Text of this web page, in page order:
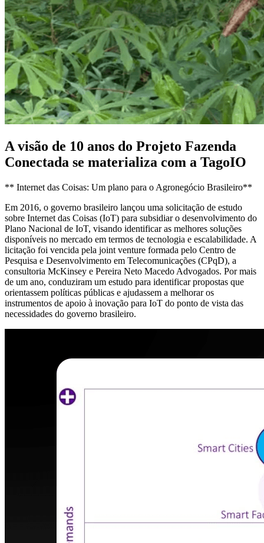
A visão de 10 anos do Projeto Fazenda
Conectada se materializa com a TagoIO
** Internet das Coisas: Um plano para o Agronegócio Brasileiro**
Em 2016, o governo brasileiro lançou uma solicitação de estudo
sobre Internet das Coisas (IoT) para subsidiar o desenvolvimento do
Plano Nacional de IoT, visando identificar as melhores soluções
disponíveis no mercado em termos de tecnologia e escalabilidade. A
licitação foi vencida pela joint venture formada pelo Centro de
Pesquisa e Desenvolvimento em Telecomunicações (CPqD), a
consultoria McKinsey e Pereira Neto Macedo Advogados. Por mais
de um ano, conduziram um estudo para identificar propostas que
orientassem políticas públicas e ajudassem a melhorar os
instrumentos de apoio à inovação para IoT do ponto de vista das
necessidades do governo brasileiro.